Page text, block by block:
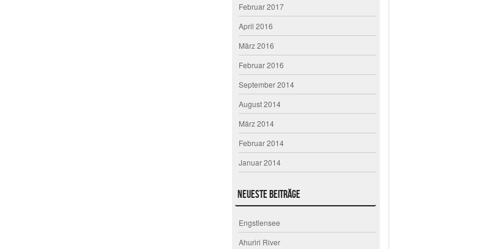
Februar 2017
April 2016
März 2016
Februar 2016
September 2014
August 2014
März 2014
Februar 2014
Januar 2014
Neueste Beiträge
Engstlensee
Ahuriri River